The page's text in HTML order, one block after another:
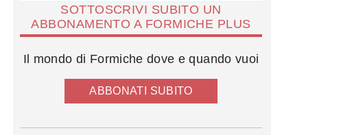
SOTTOSCRIVI SUBITO UN
ABBONAMENTO A FORMICHE PLUS
Il mondo di Formiche dove e quando vuoi
ABBONATI SUBITO